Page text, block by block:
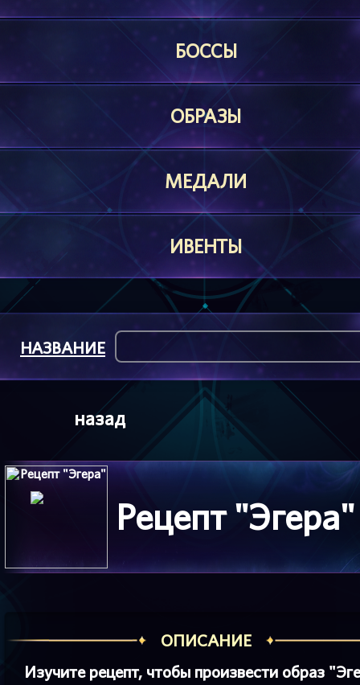
БОССЫ
ОБРАЗЫ
МЕДАЛИ
ИВЕНТЫ
назад
НАЗВАНИЕ
Рецепт "Эгера"
ОПИСАНИЕ
Изучите рецепт, чтобы произвести образ